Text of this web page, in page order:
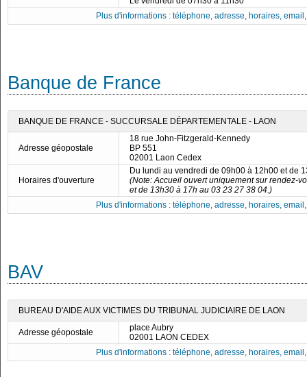
Plus d'informations : téléphone, adresse, horaires,
Banque de France
BANQUE DE FRANCE - SUCCURSALE DÉPARTEMENTALE - LAON
Adresse géopostale
18 rue John-Fitzgerald-Kennedy
BP 551
02001 Laon Cedex
Horaires d'ouverture
Du lundi au vendredi de 09h00 à 12h00 et de
(Note: Accueil ouvert uniquement sur rendez-
et de 13h30 à 17h au 03 23 27 38 04.)
Plus d'informations : téléphone, adresse, horaires,
BAV
BUREAU D'AIDE AUX VICTIMES DU TRIBUNAL JUDICIAIRE DE LAON
Adresse géopostale
place Aubry
02001 LAON CEDEX
Plus d'informations : téléphone, adresse, horaires,